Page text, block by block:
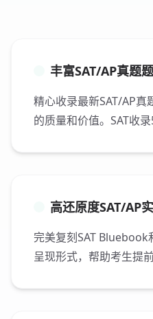
丰富SAT/AP真题
精心收录最新SAT/AP
的质量和价值。SAT收
高还原度SAT/AP
完美复刻SAT
呈现形式，帮助考生提